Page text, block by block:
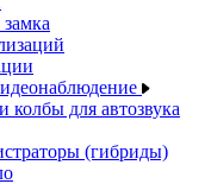
для автозвука
(гибриды)